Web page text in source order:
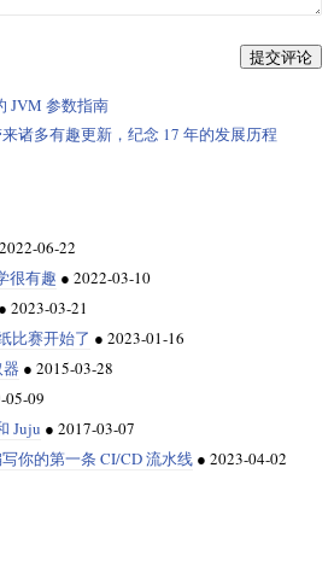
提交评论
JVM 参数指南
诸多有趣更新，纪念 17 年的发展历程
2022-06-22
很有趣 ● 2022-03-10
● 2023-03-21
比赛开始了 ● 2023-01-16
● 2015-03-28
05-09
Juju ● 2017-03-07
你的第一条 CI/CD 流水线 ● 2023-04-02